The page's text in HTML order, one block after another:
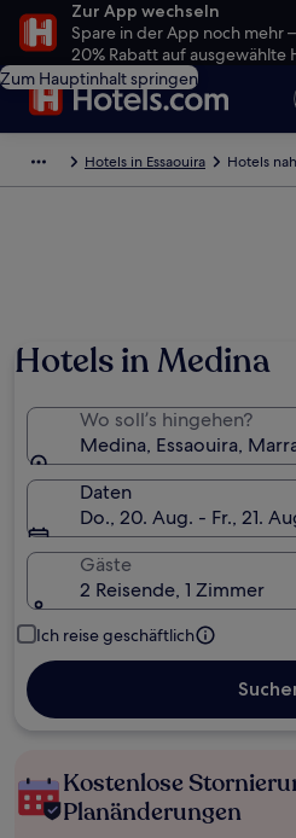
Zur App wechseln
Spare in der App noch mehr
20% Rabatt auf ausgewählte
Zum Hauptinhalt springen
Hotels in Essaouira Hotels
Hotels in Medina
Wo soll’s hingehen?
Medina, Essaouira,
Daten
Do., 20. Aug. - Fr., 21.
Gäste
2 Reisende, 1 Zimmer
Ich reise geschäftlich
Kostenlose
Planänderungen